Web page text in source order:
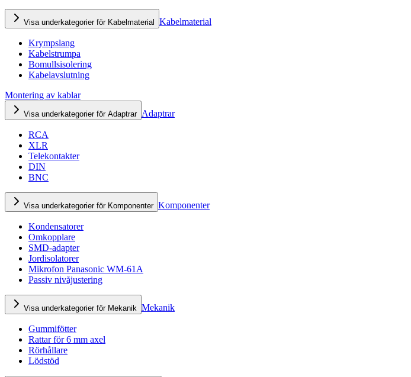
Visa underkategorier för Kabelmaterial Kabelmaterial
Krympslang
Kabelstrumpa
Bomullsisolering
Kabelavslutning
Montering av kablar
Visa underkategorier för Adaptrar Adaptrar
RCA
XLR
Telekontakter
DIN
BNC
Visa underkategorier för Komponenter Komponenter
Kondensatorer
Omkopplare
SMD-adapter
Jordisolatorer
Mikrofon Panasonic WM-61A
Passiv nivåjustering
Visa underkategorier för Mekanik Mekanik
Gummifötter
Rattar för 6 mm axel
Rörhållare
Lödstöd